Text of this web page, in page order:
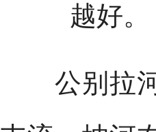
越好
公别拉河